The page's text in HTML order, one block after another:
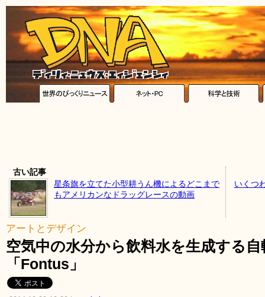
古い記事
星条旗を立てた小型耕うん機によるどこまで
もアメリカンなドラッグレースの動画
いくつ
アートとデザイン
空気中の水分から飲料水を生成する
「Fontus」